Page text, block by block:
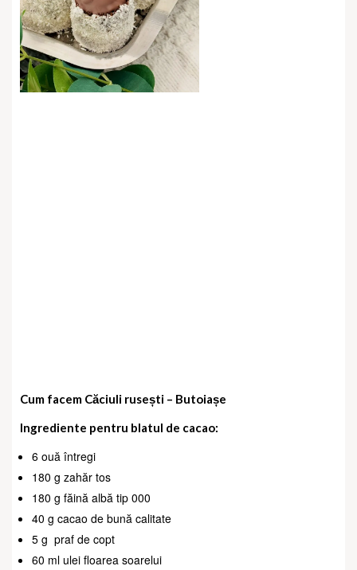
Cum facem Căciuli rusești – Butoiașe
Ingrediente pentru blatul de cacao:
6 ouă întregi
180 g zahăr tos
180 g făină albă tip 000
40 g cacao de bună calitate
5 g praf de copt
60 ml ulei floarea soarelui